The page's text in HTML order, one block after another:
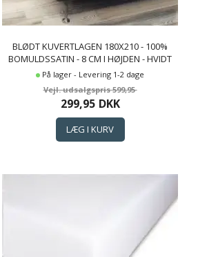
BLØDT KUVERTLAGEN 180X210 - 100%
BOMULDSSATIN - 8 CM I HØJDEN - HVIDT
LAGEN TIL TOPMADRAS - BY NIGHT SATIN
På lager - Levering 1-2 dage
599,95
299,95 DKK